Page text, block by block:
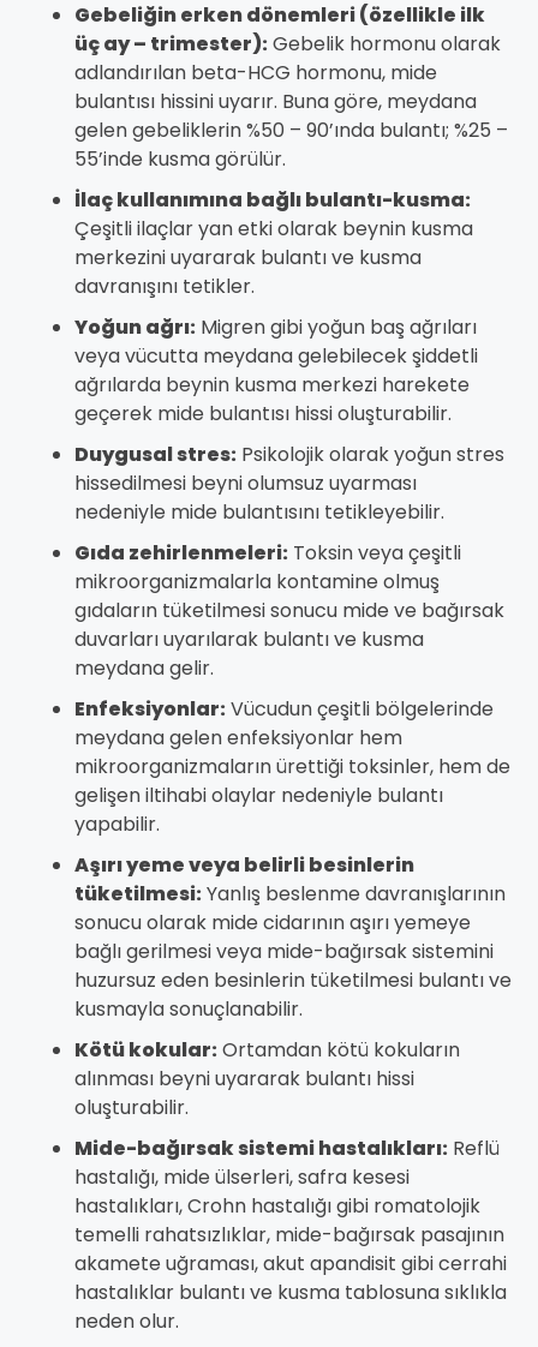
Gebeliğin erken dönemleri (özellikle ilk
üç ay – trimester):Gebelik hormonu olarak
adlandırılan beta-HCG hormonu, mide
bulantısı hissini uyarır. Buna göre, meydana
gelen gebeliklerin %50 – 90’ında bulantı; %25 –
55’inde kusma görülür.
İlaç kullanımına bağlı bulantı-kusma:
Çeşitli ilaçlar yan etki olarak beynin kusma
merkezini uyararak bulantı ve kusma
davranışını tetikler.
Yoğun ağrı: Migren gibi yoğun baş ağrıları
veya vücutta meydana gelebilecek şiddetli
ağrılarda beynin kusma merkezi harekete
geçerek mide bulantısı hissi oluşturabilir.
Duygusal stres: Psikolojik olarak yoğun stres
hissedilmesi beyni olumsuz uyarması
nedeniyle mide bulantısını tetikleyebilir.
Gıda zehirlenmeleri: Toksin veya çeşitli
mikroorganizmalarla kontamine olmuş
gıdaların tüketilmesi sonucu mide ve bağırsak
duvarları uyarılarak bulantı ve kusma
meydana gelir.
Enfeksiyonlar:Vücudun çeşitli bölgelerinde
meydana gelen enfeksiyonlar hem
mikroorganizmaların ürettiği toksinler, hem de
gelişen iltihabi olaylar nedeniyle bulantı
yapabilir.
Aşırı yeme veya belirli besinlerin
tüketilmesi:Yanlış beslenme davranışlarının
sonucu olarak mide cidarının aşırı yemeye
bağlı gerilmesi veya mide-bağırsak sistemini
huzursuz eden besinlerin tüketilmesi bulantı ve
kusmayla sonuçlanabilir.
Kötü kokular:Ortamdan kötü kokuların
alınması beyni uyararak bulantı hissi
oluşturabilir.
Mide-bağırsak sistemi hastalıkları: Reflü
hastalığı, mide ülserleri, safra kesesi
hastalıkları, Crohn hastalığı gibi romatolojik
temelli rahatsızlıklar, mide-bağırsak pasajının
akamete uğraması, akut apandisit gibi cerrahi
hastalıklar bulantı ve kusma tablosuna sıklıkla
neden olur.